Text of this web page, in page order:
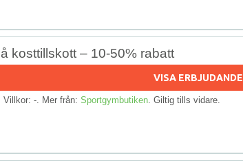
kosttillskott – 10-50% rabatt
VISA ERBJUDANDE
Villkor: -. Mer från: Sportgymbutiken . Giltig tills vidare.